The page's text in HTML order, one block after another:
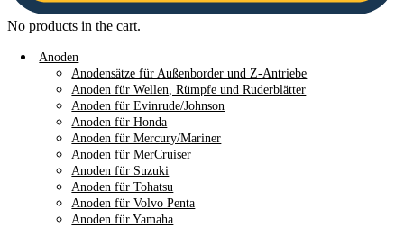
No products in the cart.
Anoden
Anodensätze für Außenborder und Z-Antriebe
Anoden für Wellen, Rümpfe und Ruderblätter
Anoden für Evinrude/Johnson
Anoden für Honda
Anoden für Mercury/Mariner
Anoden für MerCruiser
Anoden für Suzuki
Anoden für Tohatsu
Anoden für Volvo Penta
Anoden für Yamaha